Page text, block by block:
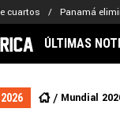
cuartos Panamá
CONCACAF
ÚLTIMAS
Mundial